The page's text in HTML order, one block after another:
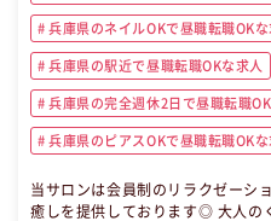
兵庫県のネイルOKで昼職転職OKな
兵庫県の駅近で昼職転職OKな求人
兵庫県の完全週休2日で昼職転職OK
兵庫県のピアスOKで昼職転職OKな
当サロンは会員制のリラクゼーシ
癒しを提供しております◎ 大人の